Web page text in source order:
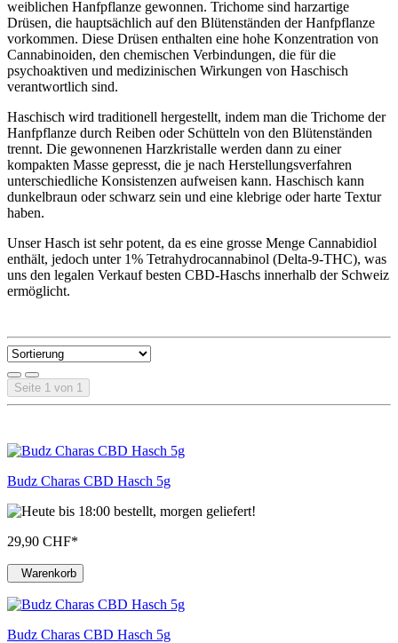
weiblichen Hanfpflanze gewonnen. Trichome sind harzartige
Drüsen, die hauptsächlich auf den Blütenständen der Hanfpflanze
vorkommen. Diese Drüsen enthalten eine hohe Konzentration von
Cannabinoiden, den chemischen Verbindungen, die für die
psychoaktiven und medizinischen Wirkungen von Haschisch
verantwortlich sind.
Haschisch wird traditionell hergestellt, indem man die Trichome der
Hanfpflanze durch Reiben oder Schütteln von den Blütenständen
trennt. Die gewonnenen Harzkristalle werden dann zu einer
kompakten Masse gepresst, die je nach Herstellungsverfahren
unterschiedliche Konsistenzen aufweisen kann. Haschisch kann
dunkelbraun oder schwarz sein und eine klebrige oder harte Textur
haben.
Unser Hasch ist sehr potent, da es eine grosse Menge Cannabidiol
enthält, jedoch unter 1% Tetrahydrocannabinol (Delta-9-THC), was
uns den legalen Verkauf besten CBD-Haschs innerhalb der Schweiz
ermöglicht.
Seite 1 von 1
Budz Charas CBD Hasch 5g
29,90 CHF*
Warenkorb
Budz Charas CBD Hasch 5g